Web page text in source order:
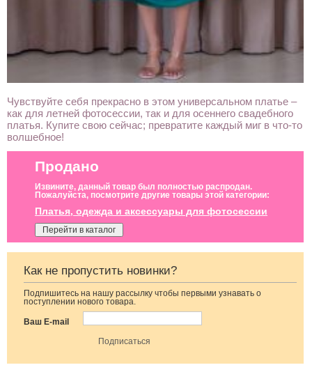
Чувствуйте себя прекрасно в этом универсальном платье –
как для летней фотосессии, так и для осеннего свадебного
платья. Купите свою сейчас; превратите каждый миг в что-то
волшебное!
Продано
Извините, данный товар был полностью распродан.
Пожалуйста, посмотрите другие товары этой категории:
Платья, одежда и аксессуары для фотосессии
Перейти в каталог
Как не пропустить новинки?
Подпишитесь на нашу рассылку чтобы первыми узнавать о
поступлении нового товара.
Ваш E-mail
Нарядный
голубой костюм
двойка
Длинное белое
вечернее платье
невесты
Облегающее